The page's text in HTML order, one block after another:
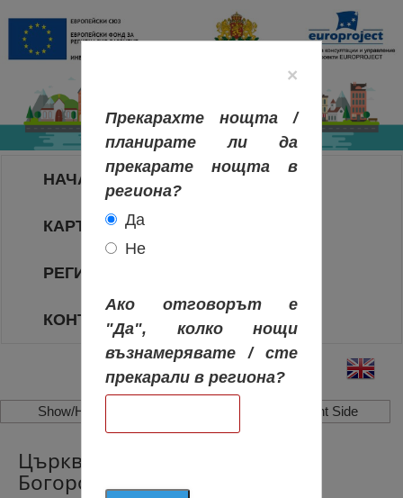
НАЧАЛО
КАРТА НА РЕГИОНИТЕ
РЕГИОНИ
КОНТАКТИ
Show/Hide Left Side Show/Hide Right Side
Църквата Успение на Света
Богородица, Скъришоара
×
Прекарахте нощта /
планирате ли да
прекарате нощта в
региона?
Да
Не
Ако отговорът е
"Да", колко нощи
възнамерявате / сте
прекарали в региона?